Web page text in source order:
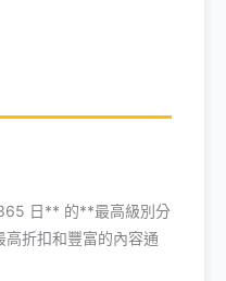
日** 的**最高級別分
折扣和豐富的內容通